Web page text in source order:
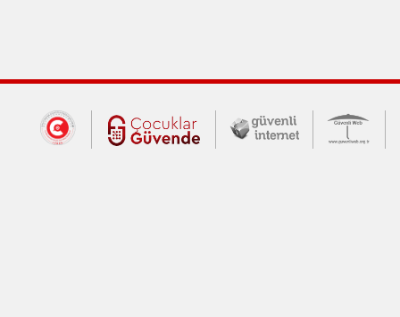
Dış Bağlantılar
Cumhurbaşkanlığı İletişim Merkezi
Çocuklar Güvende (yeni
Güvenli